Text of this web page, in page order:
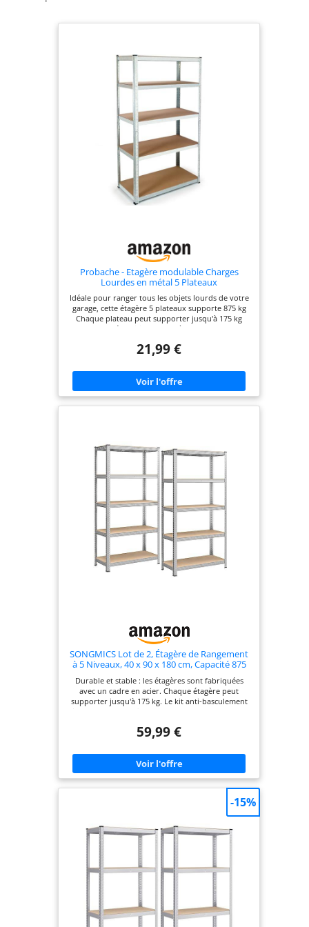
Probache - Etagère modulable Charges
Lourdes en métal 5 Plateaux
Idéale pour ranger tous les objets lourds de votre
garage, cette étagère 5 plateaux supporte 875 kg
Chaque plateau peut supporter jusqu'à 175 kg
avec une répartition homogène des charges !
transforme en 2 étagères distinctes façon établis
grâce à un système de clips pour rester stable
Dimensions : L.90 x l.40 x H.180 CM -Structure
acier galvanisé - plateaux en MDF, épaisseur 4 MM
21,99 €
SONGMICS Lot de 2, Étagère de Rangement
à 5 Niveaux, 40 x 90 x 180 cm, Capacité 875
kg, Planches Réglables, Style Industriel, pour
Cuisine, Salon, Argent GLR040E02
Durable et stable : les étagères sont fabriquées
avec un cadre en acier. Chaque étagère peut
supporter jusqu'à 175 kg. Le kit anti-basculement
rayonnage peut être divisé en 2 selon les besoins
flexible selon l'espace. Une fois divisé, il peut
également être utilisé comme un établi avec des
étagères de rangement. Étagères réglables : les
étagères peuvent être fixées tous les 5 cm grâce
aux besoins de rangement des articles de
différentes tailles. Grande taille, grande capacité :
le rayonnage mesure 40 x 90 x 180 cm et peut
supporter 875 kg. Il peut être utilisé dans votre
garage, entrepôt, cave ou local de service pour
organiser tous vos outils et équipements.
Assemblage sans vis : le rayonnage peut être
assemblé grâce à des joints et peut être
rapidement monté sans vis en suivant les
instructions claires (français non garanti).
59,99 €
-15%